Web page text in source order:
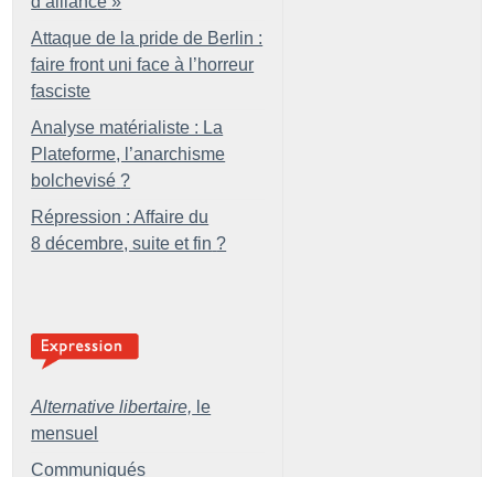
Attaque de la pride de Berlin :
faire front uni face à l’horreur
fasciste
Analyse matérialiste : La
Plateforme, l’anarchisme
bolchevisé ?
Répression : Affaire du
8 décembre, suite et fin ?
Alternative libertaire, le
mensuel
Communiqués